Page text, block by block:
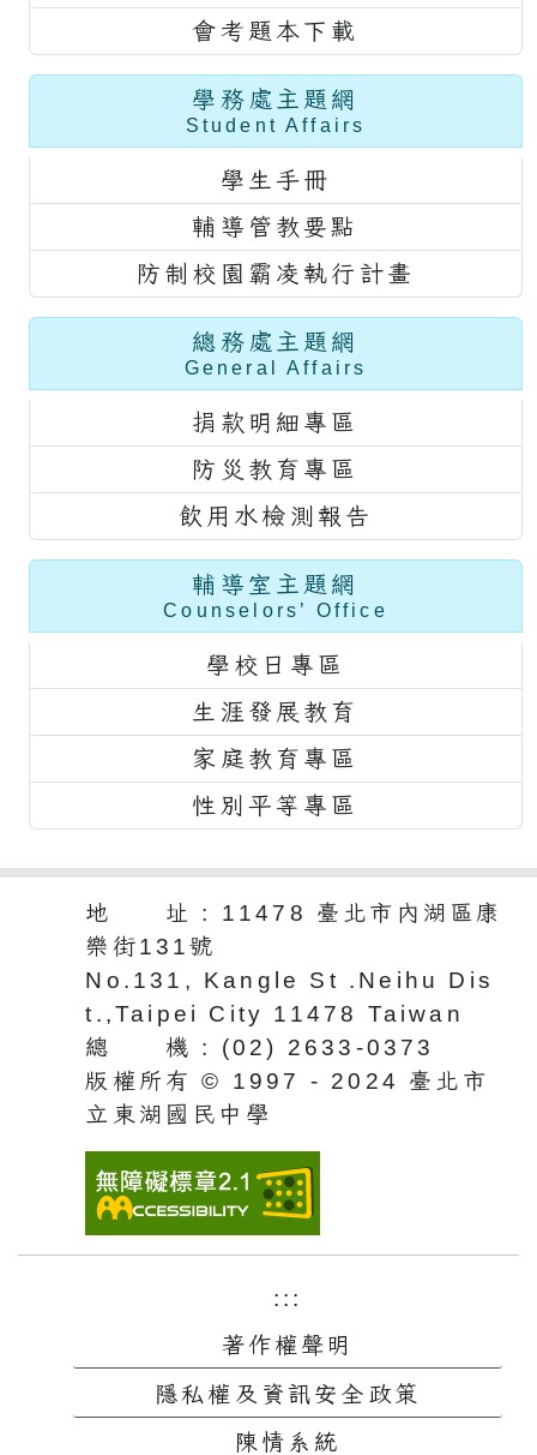
會考題本下載
學務處主題網
Student Affairs
學生手冊
輔導管教要點
防制校園霸凌執行計畫
總務處主題網
General Affairs
捐款明細專區
防災教育專區
飲用水檢測報告
輔導室主題網
Counselors’ Office
學校日專區
生涯發展教育
家庭教育專區
性別平等專區
地 址 : 11478 臺北市內湖區康
樂街131號
No.131, Kangle St .Neihu Dis
t.,Taipei City 11478 Taiwan
總 機 : (02) 2633-0373
版權所有 © 1997 - 2024 臺北市
立東湖國民中學
:::
著作權聲明
隱私權及資訊安全政策
陳情系統